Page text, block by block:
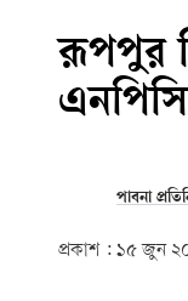
রূপপুর
পাবনা
প্রকাশ : ১৫ জুন